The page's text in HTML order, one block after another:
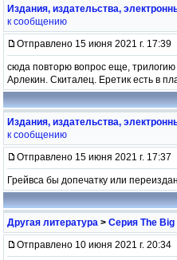
Издания, издательства,
к сообщению
Отправлено 15 июня 2021 г. 17:39
сюда повторю вопрос еще,
Арлекин. Скиталец. Еретик есть в
Издания, издательства,
к сообщению
Отправлено 15 июня 2021 г. 17:37
Грейвса бы допечатку или
Другая литература > Серия The
Отправлено 10 июня 2021 г. 20:34